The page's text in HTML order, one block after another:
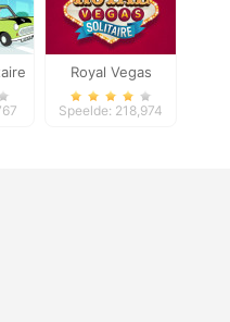
Royal Vegas
Solitaire
Speelde: 218,974